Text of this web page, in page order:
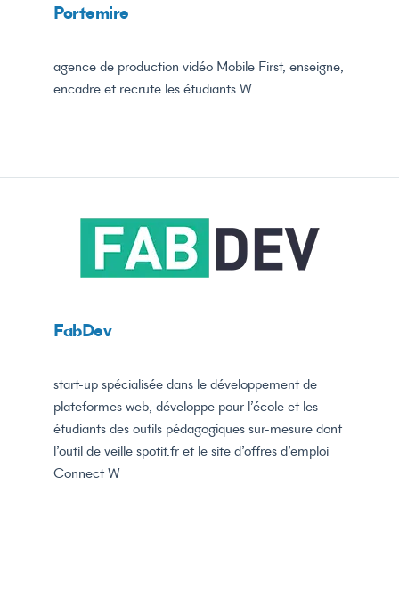
Portemire
agence de production vidéo Mobile First, enseigne,
encadre et recrute les étudiants W
FabDev
start-up spécialisée dans le développement de
plateformes web, développe pour l’école et les
étudiants des outils pédagogiques sur-mesure dont
l’outil de veille spotit.fr et le site d’offres d’emploi
Connect W